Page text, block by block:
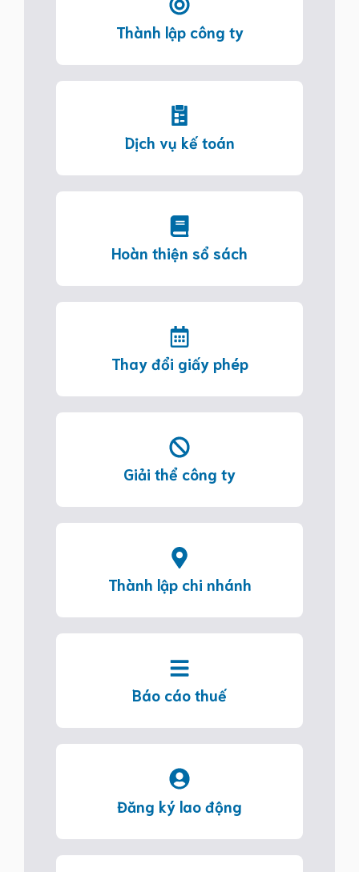
Thành lập công ty
Dịch vụ kế toán
Hoàn thiện sổ sách
Thay đổi giấy phép
Giải thể công ty
Thành lập chi nhánh
Báo cáo thuế
Đăng ký lao động